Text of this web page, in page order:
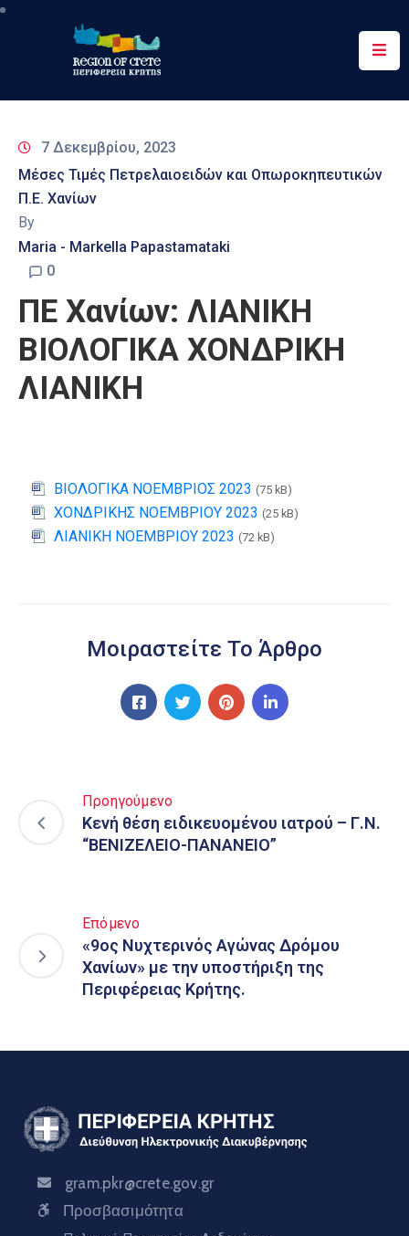
Περιφέρεια
&
Δράσεις
Ψηφιακές
Υπηρεσίες
Επικοινωνία
7 Δεκεμβρίου, 2023
Μέσες Τιμές Πετρελαιοειδών και Οπωροκηπευτικών
Π.Ε. Χανίων
By
Maria - Markella Papastamataki
0
ΠΕ Χανίων: ΛΙΑΝΙΚΗ
ΒΙΟΛΟΓΙΚΑ ΧΟΝΔΡΙΚΗ
ΛΙΑΝΙΚΗ
ΒΙΟΛΟΓΙΚΑ ΝΟΕΜΒΡΙΟΣ 2023 (75 kB)
ΧΟΝΔΡΙΚΗΣ ΝΟΕΜΒΡΙΟY 2023 (25 kB)
ΛΙΑΝΙΚΗ ΝΟΕΜΒΡΙΟΥ 2023 (72 kB)
Μοιραστείτε Το Άρθρο
Προηγούμενο
Κενή θέση ειδικευομένου ιατρού – Γ.Ν.
“ΒΕΝΙΖΕΛΕΙΟ-ΠΑΝΑΝΕΙΟ”
Επόμενο
«9ος Νυχτερινός Αγώνας Δρόμου
Χανίων» με την υποστήριξη της
Περιφέρειας Κρήτης.
gram.pkr@crete.gov.gr
Προσβασιμότητα